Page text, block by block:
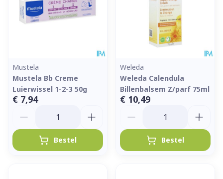
Mustela
Mustela Bb Creme
Luierwissel 1-2-3 50g
€ 7,94
Bestel
Weleda
Weleda Calendula
Billenbalsem Z/parf 75ml
€ 10,49
Bestel